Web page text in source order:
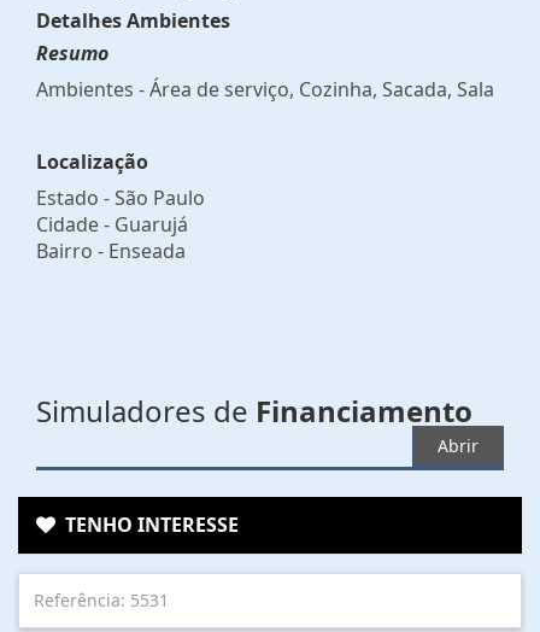
Detalhes Ambientes
Resumo
Ambientes - Área de serviço, Cozinha, Sacada, Sala
Localização
Estado -São Paulo
Cidade - Guarujá
Bairro - Enseada
Simuladores de Financiamento
Abrir
TENHO INTERESSE